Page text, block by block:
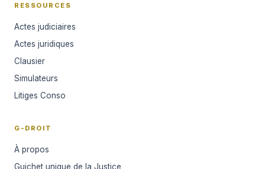
RESSOURCES
Actes judiciaires
Actes juridiques
Clausier
Simulateurs
Litiges Conso
G-DROIT
À propos
Guichet unique de la Justice